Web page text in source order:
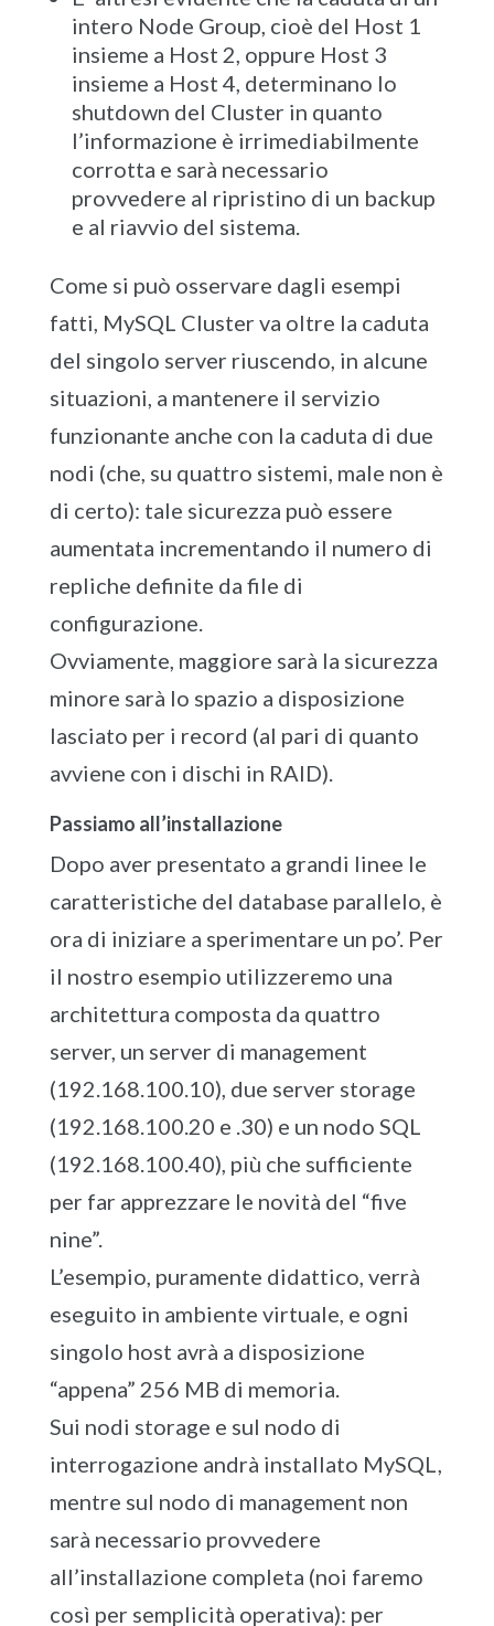
intero Node Group, cioè del Host 1
insieme a Host 2, oppure Host 3
insieme a Host 4, determinano lo
shutdown del Cluster in quanto
l’informazione è irrimediabilmente
corrotta e sarà necessario
provvedere al ripristino di un backup
e al riavvio del sistema.
Come si può osservare dagli esempi
fatti, MySQL Cluster va oltre la caduta
del singolo server riuscendo, in alcune
situazioni, a mantenere il servizio
funzionante anche con la caduta di due
nodi (che, su quattro sistemi, male non è
di certo): tale sicurezza può essere
aumentata incrementando il numero di
repliche definite da file di
configurazione.
Ovviamente, maggiore sarà la sicurezza
minore sarà lo spazio a disposizione
lasciato per i record (al pari di quanto
avviene con i dischi in RAID).
Passiamo all’installazione
Dopo aver presentato a grandi linee le
caratteristiche del database parallelo, è
ora di iniziare a sperimentare un po’. Per
il nostro esempio utilizzeremo una
architettura composta da quattro
server, un server di management
(192.168.100.10), due server storage
(192.168.100.20 e .30) e un nodo SQL
(192.168.100.40), più che sufficiente
per far apprezzare le novità del “five
nine”.
L’esempio, puramente didattico, verrà
eseguito in ambiente virtuale, e ogni
singolo host avrà a disposizione
“appena” 256 MB di memoria.
Sui nodi storage e sul nodo di
interrogazione andrà installato MySQL,
mentre sul nodo di management non
sarà necessario provvedere
all’installazione completa (noi faremo
così per semplicità operativa): per